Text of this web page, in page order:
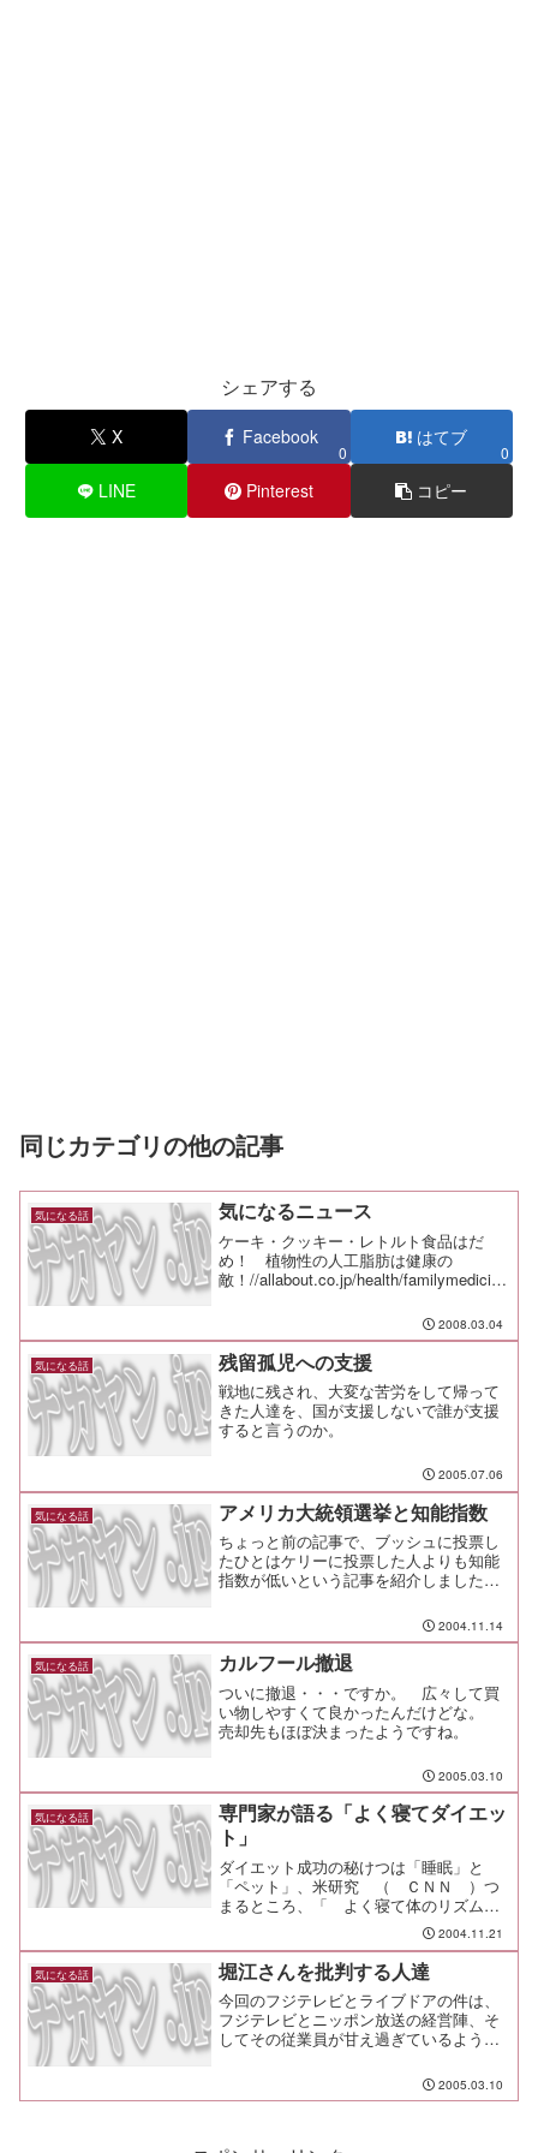
シェアする
X Facebook
0
はてブ
0
LINE Pinterest コピー
同じカテゴリの他の記事
気になる話 気になるニュース
ケーキ・クッキー・レトルト食品はだ
め！ 植物性の人工脂肪は健康の
敵！//allabout.co.jp/health/familymedicine
け？」時間貧乏が生み出す自我の危
機//l...
2008.03.04
気になる話 残留孤児への支援
戦地に残され、大変な苦労をして帰って
きた人達を、国が支援しないで誰が支援
すると言うのか。
2005.07.06
気になる話 アメリカ大統領選挙と知能指数
ちょっと前の記事で、ブッシュに投票し
たひとはケリーに投票した人よりも知能
指数が低いという記事を紹介しました
で。 年収をもとに割り出したものだそ
うな。 ただ、このでっち上げには、多
くの人がひっかかった。 実は、そこに
大きな問題が潜んでいたという分析が出
ている。 人種性...
2004.11.14
気になる話 カルフール撤退
ついに撤退・・・ですか。 広々して買
い物しやすくて良かったんだけどな。
売却先もほぼ決まったようですね。
2005.03.10
気になる話
専門家が語る「よく寝てダイエッ
ト」
ダイエット成功の秘けつは「睡眠」と
「ペット」、米研究 （ ＣＮＮ ）つ
まるところ、「 よく寝て体のリズムを
整えないと太るよ 」 という研究結果
だけど、よくよく考えれば確かにその通
り。 ただ、アメリカ人のデブというの
は、日本人とは到底かけ離れ...
2004.11.21
気になる話 堀江さんを批判する人達
今回のフジテレビとライブドアの件は、
フジテレビとニッポン放送の経営陣、そ
してその従業員が甘え過ぎているように
無いことを、自分たちで勝手にルールだ
と思っていたんじゃないかと。
2005.03.10